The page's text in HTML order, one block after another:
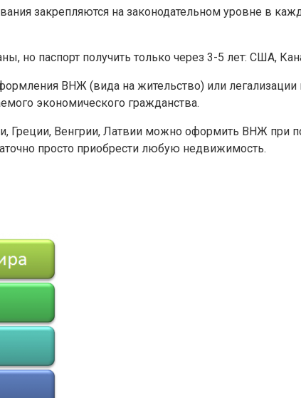
закрепляются на законодательном уровне в
но паспорт получить только через 3-5 лет: США,
ВНЖ (вида на жительство) или легализации
экономического гражданства.
Греции, Венгрии, Латвии можно оформить ВНЖ
просто приобрести любую недвижимость.